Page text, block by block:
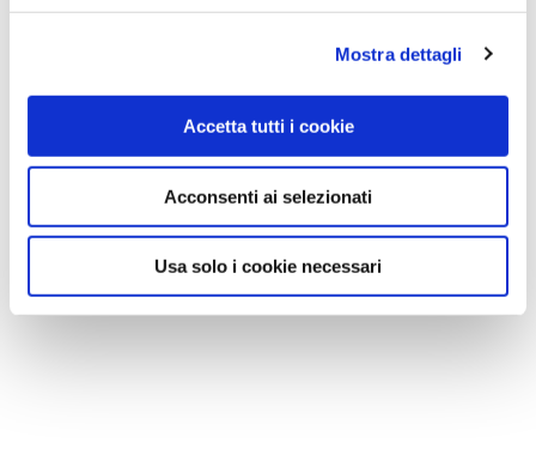
Mostra dettagli
Accetta tutti i cookie
Acconsenti ai selezionati
Usa solo i cookie necessari